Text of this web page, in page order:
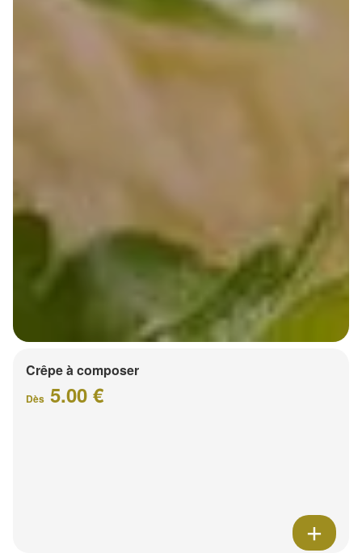
Crêpe à composer
Dès 5.00 €